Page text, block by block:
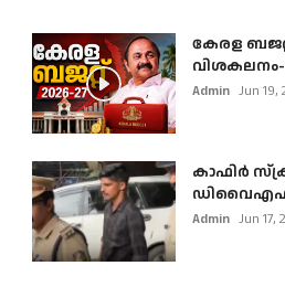
കേരള
വിശകലനം-
Admin Jun 19,
കാഫിർ
Admin Jun 17,